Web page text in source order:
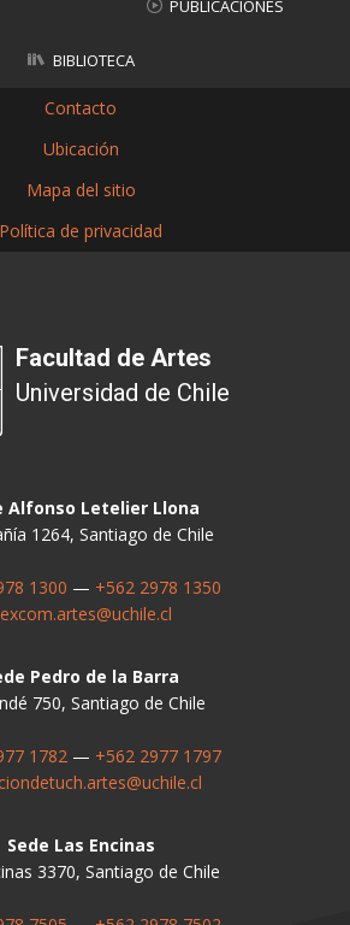
PUBLICACIONES
BIBLIOTECA
Contacto
Ubicación
Mapa del sitio
Política de privacidad
Facultad de Artes
Universidad de Chile
Alfonso Letelier Llona
1264, Santiago de Chile
1300 — +562 2978 1350
Pedro de la Barra
750, Santiago de Chile
1782— +562 2977 1797
Sede Las Encinas
3370, Santiago de Chile